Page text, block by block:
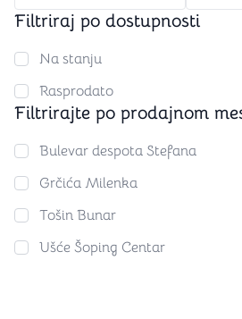
Filtriraj po dostupnosti
Na stanju
Rasprodato
Filtrirajte po prodajnom
Bulevar despota Stefana
Grčića Milenka
Tošin Bunar
Ušće Šoping Centar